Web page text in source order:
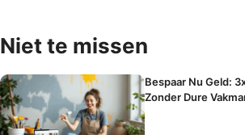
Niet te missen
Bespaar Nu Geld:
Zonder Dure